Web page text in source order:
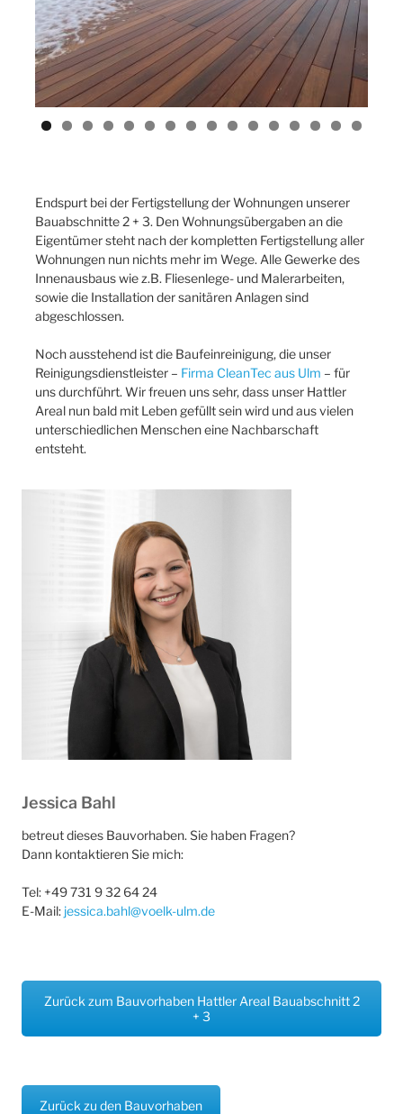
Endspurt bei der Fertigstellung der Wohnungen unserer
Bauabschnitte 2 + 3. Den Wohnungsübergaben an die
Eigentümer steht nach der kompletten Fertigstellung aller
Wohnungen nun nichts mehr im Wege. Alle Gewerke des
Innenausbaus wie z.B. Fliesenlege- und Malerarbeiten,
sowie die Installation der sanitären Anlagen sind
abgeschlossen.
Noch ausstehend ist die Baufeinreinigung, die unser
Reinigungsdienstleister – Firma CleanTec aus Ulm – für
uns durchführt. Wir freuen uns sehr, dass unser Hattler
Areal nun bald mit Leben gefüllt sein wird und aus vielen
unterschiedlichen Menschen eine Nachbarschaft
entsteht.
Jessica Bahl
betreut dieses Bauvorhaben. Sie haben Fragen?
Dann kontaktieren Sie mich:
Tel: +49 731 9 32 64 24
E-Mail: jessica.bahl@voelk-ulm.de
Zurück zum Bauvorhaben Hattler Areal Bauabschnitt 2
+ 3
Zurück zu den Bauvorhaben